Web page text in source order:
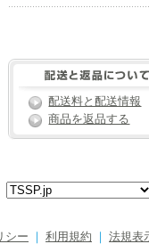
配送料と配送情報
商品を返品する
シー 利用規約
法規表